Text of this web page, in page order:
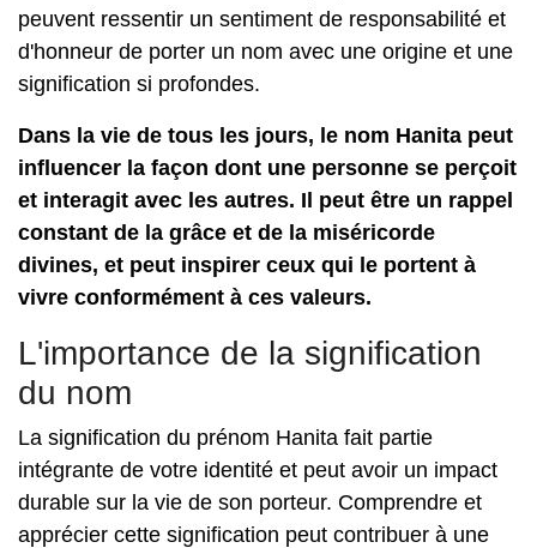
peuvent ressentir un sentiment de responsabilité et
d'honneur de porter un nom avec une origine et une
signification si profondes.
Dans la vie de tous les jours, le nom Hanita peut
influencer la façon dont une personne se perçoit
et interagit avec les autres. Il peut être un rappel
constant de la grâce et de la miséricorde
divines, et peut inspirer ceux qui le portent à
vivre conformément à ces valeurs.
L'importance de la signification
du nom
La signification du prénom Hanita fait partie
intégrante de votre identité et peut avoir un impact
durable sur la vie de son porteur. Comprendre et
apprécier cette signification peut contribuer à une